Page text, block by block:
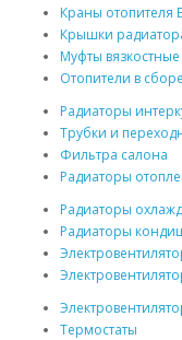
Краны отопителя
Крышки
Муфты вязкостные
Отопители в
Радиаторы
Трубки и
Фильтра салона
Радиаторы
Радиаторы
Радиаторы
Термостаты